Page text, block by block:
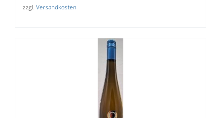
zzgl. Versandkosten